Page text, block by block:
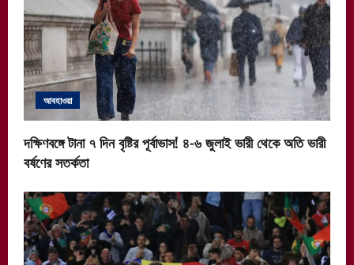
আবহাওয়া
দক্ষিণবঙ্গে টানা ৭ দিন বৃষ্টির পূর্বাভাস! ৪-৬ জুলাই ভারী থেকে অতি ভারী
বর্ষণের সতর্কতা